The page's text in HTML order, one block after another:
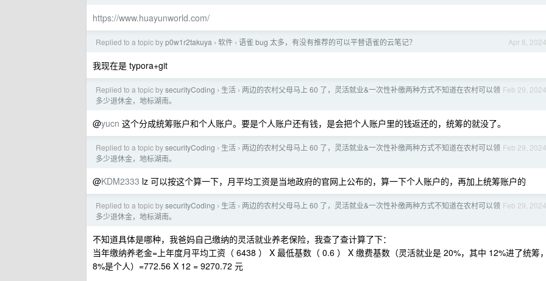
https://www.huayunworld.com/
Apr 8, 2024
Replied to a topic byp0w1r2takuya › 软件 › 语雀 bug 太多，有没有推荐的可以平替语雀的云笔记？
我现在是 typora+git
Feb 29, 2024
Replied to a topic bysecurityCoding › 生活 › 两边的农村父母马上 60 了，灵活就业&一次性补缴两种方式不知道在农村可以领
多少退休金，地标湖南。
@yucn 这个分成统筹账户和个人账户。要是个人账户还有钱，是会把个人账户里的钱返还的，统筹的就没了。
Feb 29, 2024
Replied to a topic bysecurityCoding › 生活 › 两边的农村父母马上 60 了，灵活就业&一次性补缴两种方式不知道在农村可以领
多少退休金，地标湖南。
@KDM2333 lz 可以按这个算一下，月平均工资是当地政府的官网上公布的，算一下个人账户的，再加上统筹账户的
Feb 29, 2024
Replied to a topic bysecurityCoding › 生活 › 两边的农村父母马上 60 了，灵活就业&一次性补缴两种方式不知道在农村可以领
多少退休金，地标湖南。
不知道具体是哪种，我爸妈自己缴纳的灵活就业养老保险，我查了查计算了下：
当年缴纳养老金=上年度月平均工资（ 6438 ） X 最低基数（ 0.6 ） X 缴费基数（灵活就业是 20%，其中 12%进了统筹，
8%是个人）=772.56 X 12 = 9270.72 元